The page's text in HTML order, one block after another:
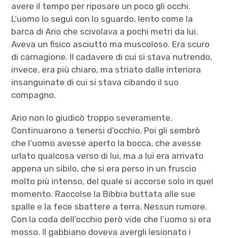
avere il tempo per riposare un poco gli occhi.
L’uomo lo seguì con lo sguardo, lento come la
barca di Ario che scivolava a pochi metri da lui.
Aveva un fisico asciutto ma muscoloso. Era scuro
di carnagione. Il cadavere di cui si stava nutrendo,
invece, era più chiaro, ma striato dalle interiora
insanguinate di cui si stava cibando il suo
compagno.
Ario non lo giudicò troppo severamente.
Continuarono a tenersi d’occhio. Poi gli sembrò
che l’uomo avesse aperto la bocca, che avesse
urlato qualcosa verso di lui, ma a lui era arrivato
appena un sibilo, che si era perso in un fruscìo
molto più intenso, del quale si accorse solo in quel
momento. Raccolse la Bibbia buttata alle sue
spalle e la fece sbattere a terra. Nessun rumore.
Con la coda dell’occhio però vide che l’uomo si era
mosso. Il gabbiano doveva avergli lesionato i